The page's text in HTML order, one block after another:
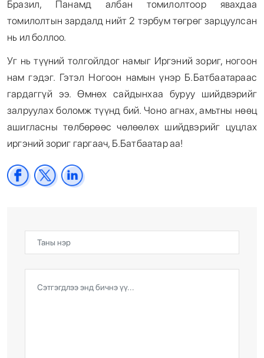
Бразил, Панамд албан томилолтоор явахдаа
томилолтын зардалд нийт 2 тэрбум төгрөг зарцуулсан
нь ил боллоо.
Уг нь түүний толгойлдог намыг Иргэний зориг, ногоон
нам гэдэг. Гэтэл Ногоон намын үнэр Б.Батбаатараас
гардаггүй ээ. Өмнөх сайдынхаа буруу шийдвэрийг
залруулах боломж түүнд бий. Чоно агнах, амьтны нөөц
ашигласны төлбөрөөс чөлөөлөх шийдвэрийг цуцлах
иргэний зориг гаргаач, Б.Батбаатар аа!